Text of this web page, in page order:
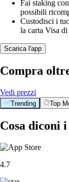
Fai staking
possibili
Custodisci i
la carta Visa
Scarica l'app
Compra
Vedi prezzi
Trending Top
Cosa diconi
4.7